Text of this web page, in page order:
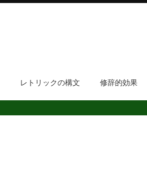
レトリックの構文 修辞的効果